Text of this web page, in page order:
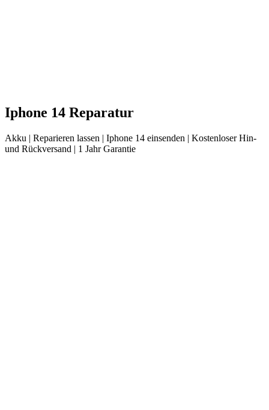
Iphone 14 Reparatur
Akku | Reparieren lassen | Iphone 14 einsenden | Kostenloser Hin-
und Rückversand | 1 Jahr Garantie